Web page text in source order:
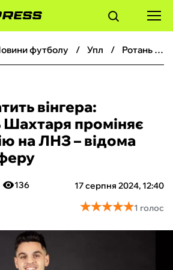
новини футболу упл Ротань втратить вінгера: вихованець Шахтаря проміняє Олександрію на ЛНЗ – відома сума трансферу
вінгера:
Шахтаря проміняє
на ЛНЗ – відома
17 серпня 2024, 12:40
136
★★★★★
★★★★★1 голос